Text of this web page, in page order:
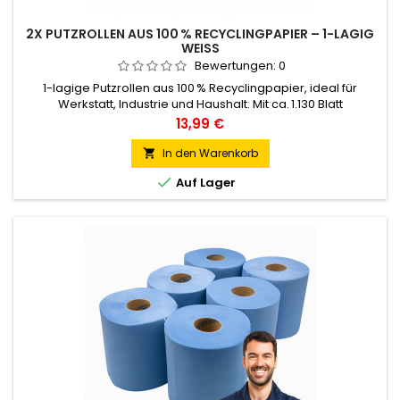
2X PUTZROLLEN AUS 100 % RECYCLINGPAPIER – 1-LAGIG
WEISS
Bewertungen: 0
1-lagige Putzrollen aus 100 % Recyclingpapier, ideal für
Werkstatt, Industrie und Haushalt. Mit ca. 1.130 Blatt
(22 × 25 cm) pro Rolle, Mikroperforation und 250 m Länge –
saugstark, reißfest und nachhaltig. Passt in Standard-
Abroller. Lieferumfang: 2 Rollen. Farbe : Weiß
Preis
13,99 €
 In den Warenkorb
 Auf Lager